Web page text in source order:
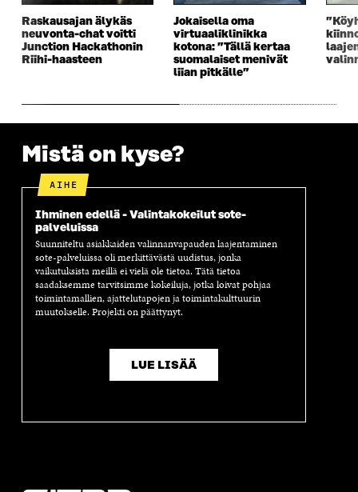
K
U
N
A
A
U
N
A
S
N
A
K
U
N
A
S
Raskausajan älykäs
neuvonta-chat voitti
Junction Hackathonin
Riihi-haasteen
Jokaisella oma
virtuaaliklinikka
kotona: ”Tällä kertaa
suomalaiset menivät
liian pitkälle”
Mistä on kyse?
AIHE
Ihminen edellä - Valintakokeilut sote-
palveluissa
Suunniteltu asiakkaiden valinnanvapauden laajentaminen
sote-palveluissa oli merkittävästä uudistus, jonka
vaikutuksista meillä ei vielä ole tietoa. Tätä tietoa
saadaksemme tarvitsimme kokeiluja, jotka loivat pohjaa
toimintamallien, ajattelutapojen ja toimintakulttuurin
muutokselle. Projekti on päättynyt.
LUE LISÄÄ